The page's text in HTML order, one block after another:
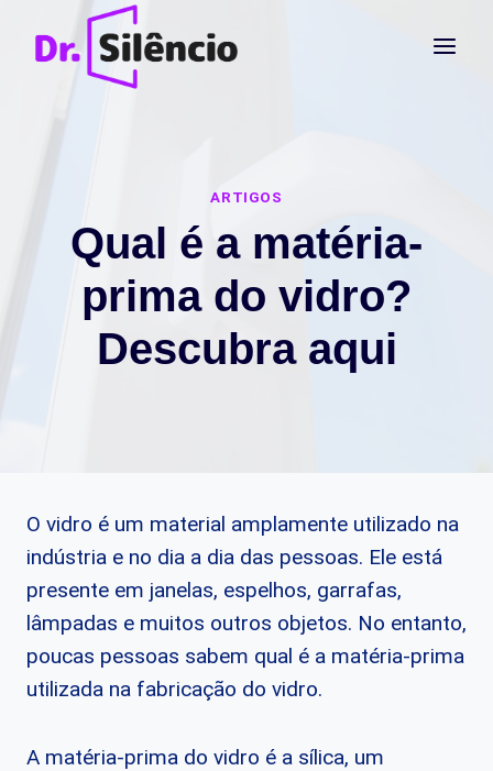
ARTIGOS
Qual é a matéria-
prima do vidro?
Descubra aqui
O vidro é um material amplamente utilizado na
indústria e no dia a dia das pessoas. Ele está
presente em janelas, espelhos, garrafas,
lâmpadas e muitos outros objetos. No entanto,
poucas pessoas sabem qual é a matéria-prima
utilizada na fabricação do vidro.
A matéria-prima do vidro é a sílica, um